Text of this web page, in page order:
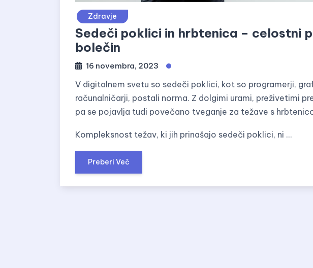
Zdravje
Sedeči poklici in hrbtenica – celostni
bolečin
16 novembra, 2023
V digitalnem svetu so sedeči poklici, kot so programerji,
računalničarji, postali norma. Z dolgimi urami, preživetimi
pa se pojavlja tudi povečano tveganje za težave s
Kompleksnost težav, ki jih prinašajo sedeči poklici, ni …
Preberi Več